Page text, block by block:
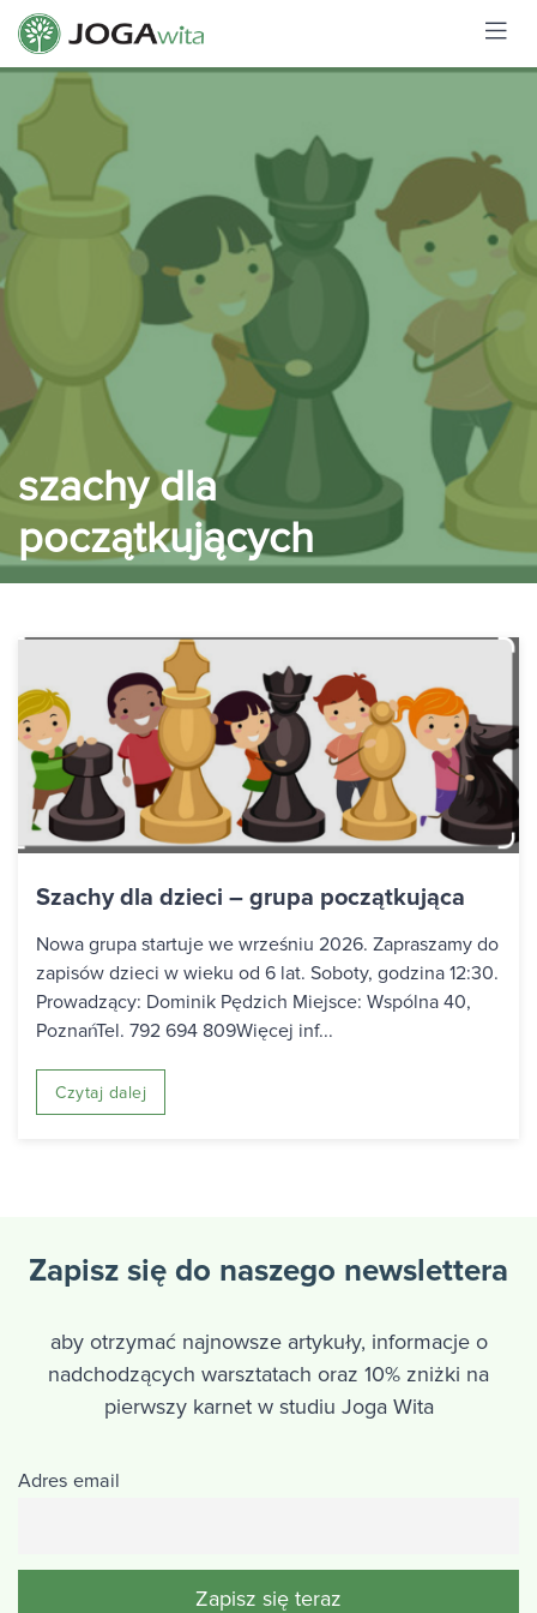
szachy dla
początkujących
Szachy dla dzieci – grupa początkująca
Nowa grupa startuje we wrześniu 2026. Zapraszamy do
zapisów dzieci w wieku od 6 lat. Soboty, godzina 12:30.
Prowadzący: Dominik Pędzich Miejsce: Wspólna 40,
PoznańTel. 792 694 809Więcej inf...
Czytaj dalej
Zapisz się do naszego newslettera
aby otrzymać najnowsze artykuły, informacje o
nadchodzących warsztatach oraz 10% zniżki na
pierwszy karnet w studiu Joga Wita
Adres email